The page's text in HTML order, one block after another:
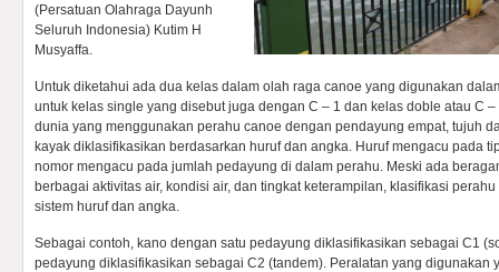
(Persatuan Olahraga Dayunh
Seluruh Indonesia) Kutim H
Musyaffa.
Untuk diketahui ada dua kelas dalam olah raga canoe yang digunakan
untuk kelas single yang disebut juga dengan C – 1 dan kelas doble atau C
dunia yang menggunakan perahu canoe dengan pendayung empat, tujuh
kayak diklasifikasikan berdasarkan huruf dan angka. Huruf mengacu pada
nomor mengacu pada jumlah pedayung di dalam perahu. Meski ada
berbagai aktivitas air, kondisi air, dan tingkat keterampilan, klasifikasi
sistem huruf dan angka.
Sebagai contoh, kano dengan satu pedayung diklasifikasikan sebagai C1
pedayung diklasifikasikan sebagai C2 (tandem). Peralatan yang digunakan